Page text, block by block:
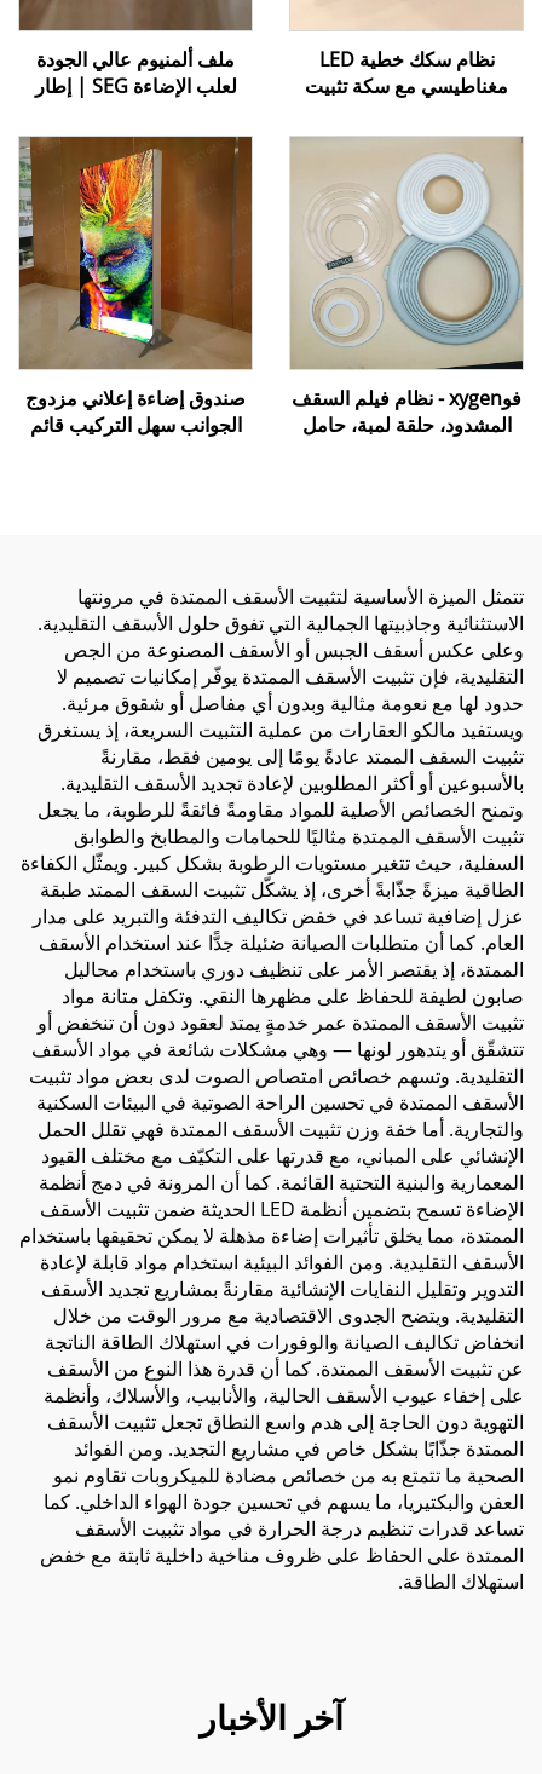
نظام سكك خطية LED
مغناطيسي مع سكة تثبيت
الداخلي
ملف ألمنيوم عالي الجودة
لعلب الإضاءة SEG | إطار
مزود بحافة سيليكونية
فوxygen - نظام فيلم السقف
المشدود، حلقة لمبة، حامل
صندوق إضاءة إعلاني مزدوج
الجوانب سهل التركيب قائم
تتمثل الميزة الأساسية لتثبيت الأسقف الممتدة في مرونتها
الاستثنائية وجاذبيتها الجمالية التي تفوق حلول الأسقف التقليدية.
وعلى عكس أسقف الجبس أو الأسقف المصنوعة من الجص
التقليدية، فإن تثبيت الأسقف الممتدة يوفّر إمكانيات تصميم لا
حدود لها مع نعومة مثالية وبدون أي مفاصل أو شقوق مرئية.
ويستفيد مالكو العقارات من عملية التثبيت السريعة، إذ يستغرق
تثبيت السقف الممتد عادةً يومًا إلى يومين فقط، مقارنةً
بالأسبوعين أو أكثر المطلوبين لإعادة تجديد الأسقف التقليدية.
وتمنح الخصائص الأصلية للمواد مقاومةً فائقةً للرطوبة، ما يجعل
تثبيت الأسقف الممتدة مثاليًا للحمامات والمطابخ والطوابق
السفلية، حيث تتغير مستويات الرطوبة بشكل كبير. ويمثّل الكفاءة
الطاقية ميزةً جذّابةً أخرى، إذ يشكّل تثبيت السقف الممتد طبقة
عزل إضافية تساعد في خفض تكاليف التدفئة والتبريد على مدار
العام. كما أن متطلبات الصيانة ضئيلة جدًّا عند استخدام الأسقف
الممتدة، إذ يقتصر الأمر على تنظيف دوري باستخدام محاليل
صابون لطيفة للحفاظ على مظهرها النقي. وتكفل متانة مواد
تثبيت الأسقف الممتدة عمر خدمةٍ يمتد لعقود دون أن تنخفض أو
تتشقّق أو يتدهور لونها — وهي مشكلات شائعة في مواد الأسقف
التقليدية. وتسهم خصائص امتصاص الصوت لدى بعض مواد تثبيت
الأسقف الممتدة في تحسين الراحة الصوتية في البيئات السكنية
والتجارية. أما خفة وزن تثبيت الأسقف الممتدة فهي تقلل الحمل
الإنشائي على المباني، مع قدرتها على التكيّف مع مختلف القيود
المعمارية والبنية التحتية القائمة. كما أن المرونة في دمج أنظمة
الإضاءة تسمح بتضمين أنظمة LED الحديثة ضمن تثبيت الأسقف
الممتدة، مما يخلق تأثيرات إضاءة مذهلة لا يمكن تحقيقها باستخدام
الأسقف التقليدية. ومن الفوائد البيئية استخدام مواد قابلة لإعادة
التدوير وتقليل النفايات الإنشائية مقارنةً بمشاريع تجديد الأسقف
التقليدية. ويتضح الجدوى الاقتصادية مع مرور الوقت من خلال
انخفاض تكاليف الصيانة والوفورات في استهلاك الطاقة الناتجة
عن تثبيت الأسقف الممتدة. كما أن قدرة هذا النوع من الأسقف
على إخفاء عيوب الأسقف الحالية، والأنابيب، والأسلاك، وأنظمة
التهوية دون الحاجة إلى هدم واسع النطاق تجعل تثبيت الأسقف
الممتدة جذّابًا بشكل خاص في مشاريع التجديد. ومن الفوائد
الصحية ما تتمتع به من خصائص مضادة للميكروبات تقاوم نمو
العفن والبكتيريا، ما يسهم في تحسين جودة الهواء الداخلي. كما
تساعد قدرات تنظيم درجة الحرارة في مواد تثبيت الأسقف
الممتدة على الحفاظ على ظروف مناخية داخلية ثابتة مع خفض
استهلاك الطاقة.
آخر الأخبار